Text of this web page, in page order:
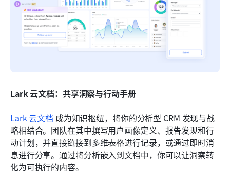
Lark 云文档：共享洞察与行动手册
Lark 云文档 成为知识枢纽，将你的分析型 CRM 发现与战
略相结合。团队在其中撰写用户画像定义、报告发现和行
动计划，并直接链接到多维表格进行记录，或通过即时消
息进行分享。通过将分析嵌入到文档中，你可以让洞察转
化为可执行的内容。